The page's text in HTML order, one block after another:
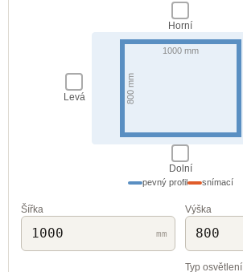
Horní
Levá
1000 mm
800 mm
Dolní
pevný profil snímací
Šířka
mm
Výška
Typ osvětlení